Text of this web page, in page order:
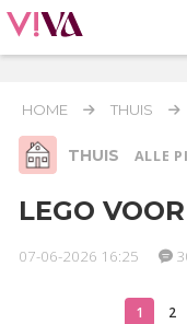
HOME THUIS
THUIS ALLE
Relaties Werk
LEGO
07-06-2026 16:25
1 2